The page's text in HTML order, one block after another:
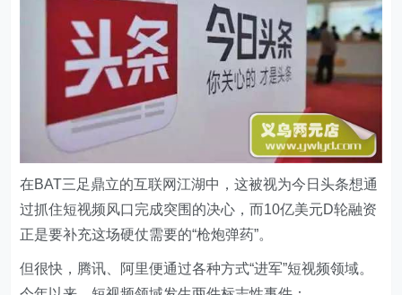
在BAT三足鼎立的互联网江湖中，这被视为今日头条想通
过抓住短视频风口完成突围的决心，而10亿美元D轮融资
正是要补充这场硬仗需要的“枪炮弹药”。
但很快，腾讯、阿里便通过各种方式“进军”短视频领域。